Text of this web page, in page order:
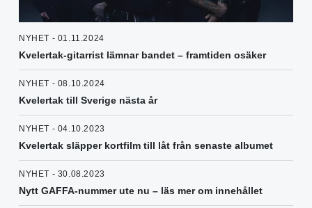
NYHET - 01.11.2024
Kvelertak-gitarrist lämnar bandet – framtiden osäker
NYHET - 08.10.2024
Kvelertak till Sverige nästa år
NYHET - 04.10.2023
Kvelertak släpper kortfilm till låt från senaste albumet
NYHET - 30.08.2023
Nytt GAFFA-nummer ute nu – läs mer om innehållet